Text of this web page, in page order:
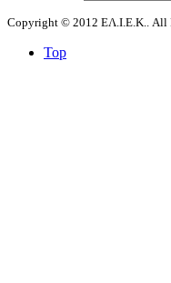
Copyright © 2012 ΕΛ.Ι.Ε.Κ.. All
Top